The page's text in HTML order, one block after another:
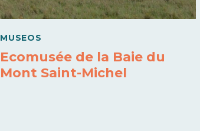
MUSEOS
Ecomusée de la Baie du
Mont Saint-Michel